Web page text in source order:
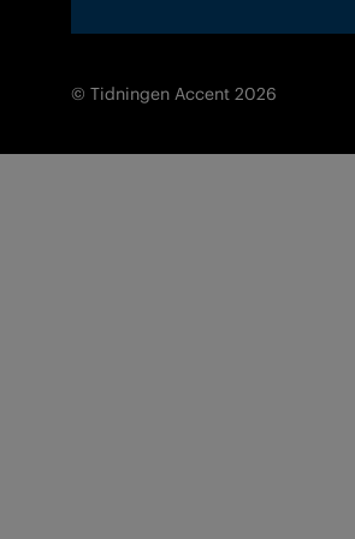
© Tidningen Accent 2026